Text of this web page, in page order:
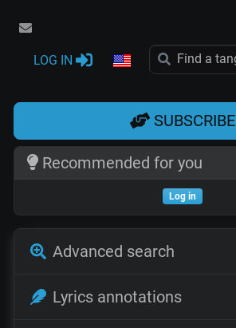
LOG IN
SUBSCRIBE
Recommended for you
Log in
Advanced search
Lyrics annotations